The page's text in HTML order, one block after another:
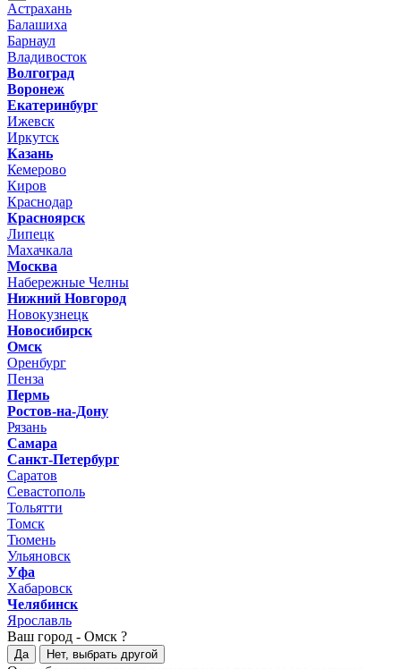
Астрахань
Балашиха
Барнаул
Владивосток
Волгоград
Воронеж
Екатеринбург
Ижевск
Иркутск
Казань
Кемерово
Киров
Краснодар
Красноярск
Липецк
Махачкала
Москва
Набережные Челны
Нижний Новгород
Новокузнецк
Новосибирск
Омск
Оренбург
Пенза
Пермь
Ростов-на-Дону
Рязань
Самара
Санкт-Петербург
Саратов
Севастополь
Тольятти
Томск
Тюмень
Ульяновск
Уфа
Хабаровск
Челябинск
Ярославль
Ваш город - Омск ?
Да Нет, выбрать другой